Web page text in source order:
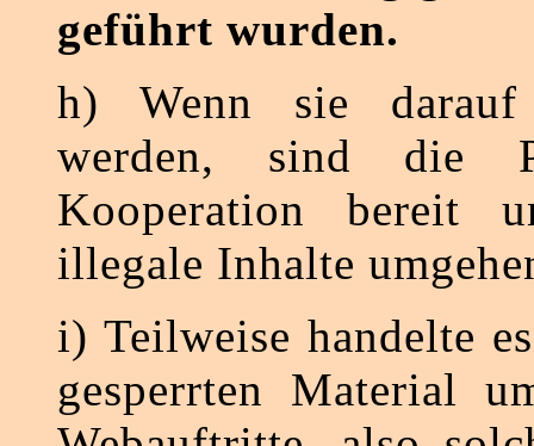
geführt wurden.
h) Wenn sie darauf
werden, sind die
Kooperation bereit
illegale Inhalte
i) Teilweise handelte
gesperrten Material